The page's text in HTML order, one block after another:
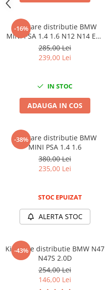
Mini
Nissan
Opel
Seat
Skoda
Universale
Volkswagen
Alte scule pneumatice
Compresoare
Filtre Pneumatice
Furtune Aer Comprimat
Masini de gaurit si taiat
-16%
Kit fixare distributie BMW
MINI PSA 1.4 1.6 N12 N14 EP3
EP6
285,00 Lei
239,00 Lei
IN STOC
ADAUGA IN COS
-38%
Kit fixare distributie BMW
MINI PSA 1.4 1.6
380,00 Lei
235,00 Lei
STOC EPUIZAT
ALERTA STOC
-43%
Kit fixare distributie BMW N47
N47S 2.0D
254,00 Lei
146,00 Lei